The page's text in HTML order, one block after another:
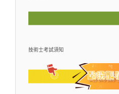
技術士考試須知